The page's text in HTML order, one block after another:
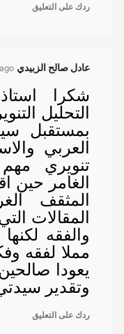
ردك على التعليق
عادل صالح الزبيدي
شكرا
التحليل
بمستقبل
العربي
تنويري
الغامر حين
المثقف
المقالات
والفقه
مملا لفقه
يعودا
وتقدير
ردك على التعليق